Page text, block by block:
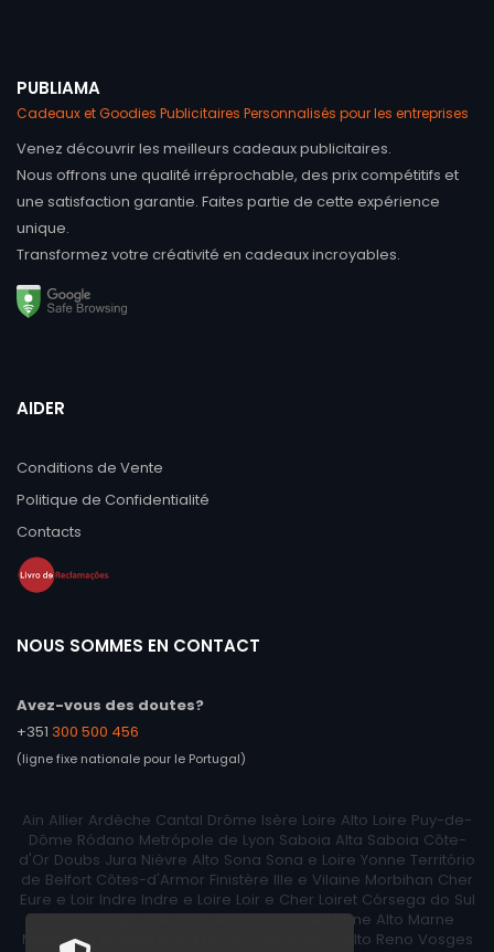
PUBLIAMA
Cadeaux et Goodies Publicitaires Personnalisés pour les entreprises
Venez découvrir les meilleurs cadeaux publicitaires.
Nous offrons une qualité irréprochable, des prix compétitifs et
une satisfaction garantie. Faites partie de cette expérience
unique.
Transformez votre créativité en cadeaux incroyables.
AIDER
Conditions de Vente
Politique de Confidentialité
Contacts
NOUS SOMMES EN CONTACT
Avez-vous des doutes?
+351 300 500 456
(ligne fixe nationale pour le Portugal)
Ain Allier Ardèche Cantal Drôme Isère Loire Alto Loire Puy-de-
Dôme Ródano Metrópole de Lyon Saboia Alta Saboia Côte-
d'Or Doubs Jura Nièvre Alto Sona Sona e Loire Yonne Território
de Belfort Côtes-d'Armor Finistère Ille e Vilaine Morbihan Cher
Eure e Loir Indre Indre e Loire Loir e Cher Loiret Córsega do Sul
Alta Córsega nde Leste Ardenas Aube Marne Alto Marne
Meurthe e Mosela Mosa Mosela Baixo Reno Alto Reno Vosges